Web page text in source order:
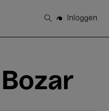
Zoeken
Inloggen